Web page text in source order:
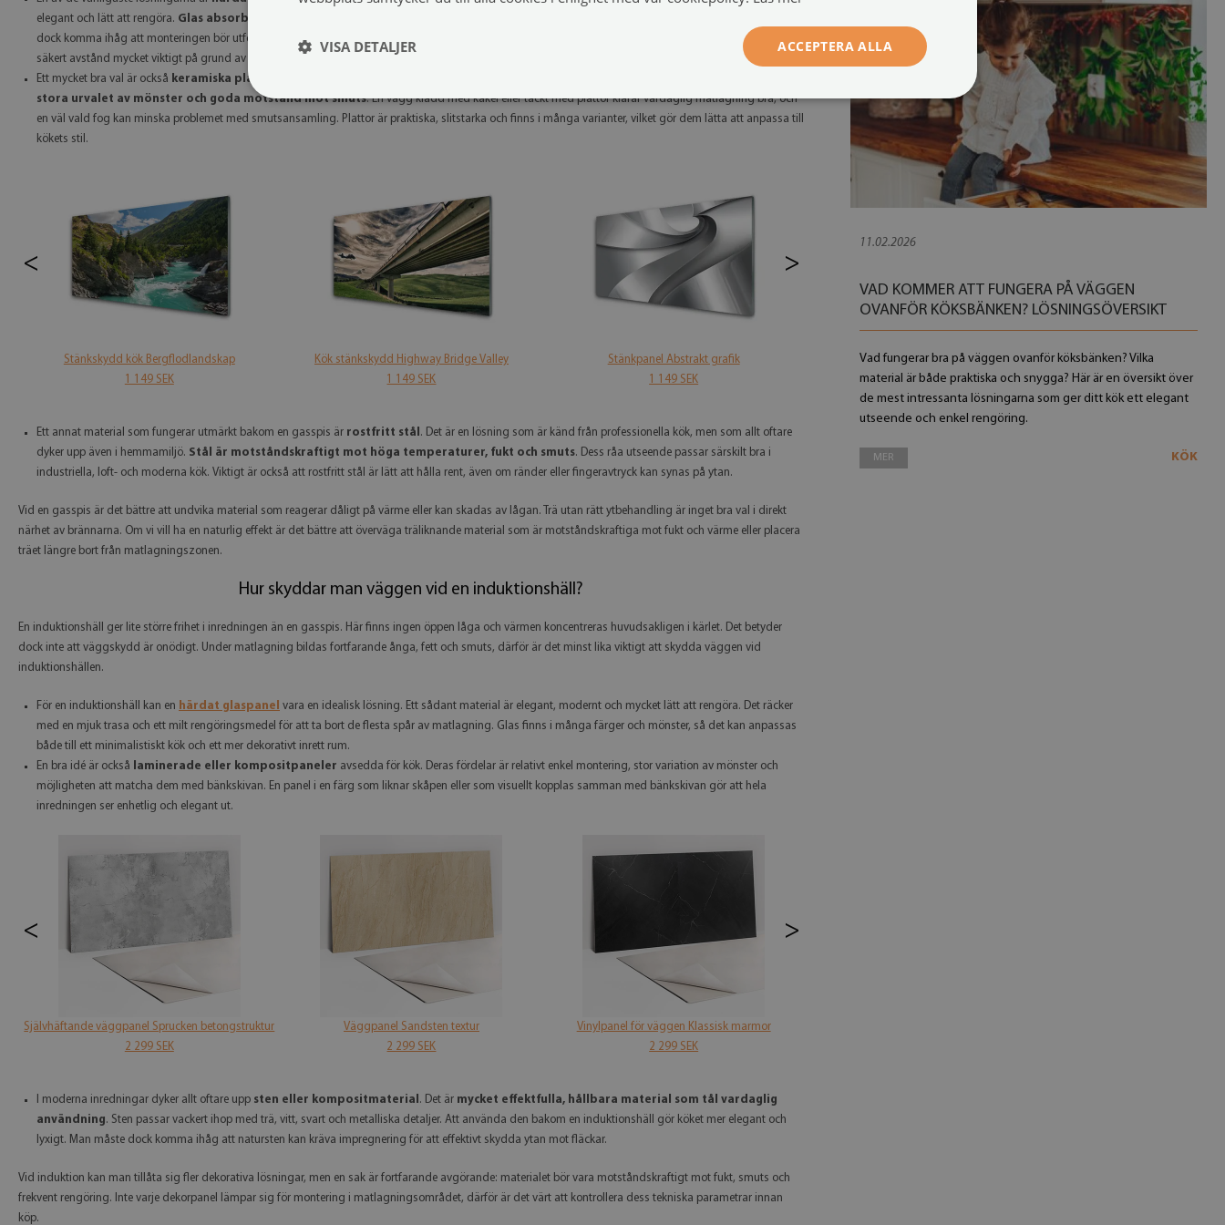
elegant och lätt att rengöra. Glas absorberar inte fett, ser bra ut i en modern inredning och kan visuellt förstora rummet
dock komma ihåg att monteringen bör utföras av en fackman och att avståndet från brännarna måste följa tillverkarens rekommendationer. Vid gas är ett
säkert avstånd mycket viktigt på grund av risken för överhettning av materialet.
Ett mycket bra val är också keramiska plattor. Det är traditionella lösningar som fortfarande är populära tack vare sin hållbarhet, det
stora urvalet av mönster och goda motstånd mot smuts. En vägg klädd med kakel eller täckt med plattor klarar vardaglig matlagning bra, och
en väl vald fog kan minska problemet med smutsansamling. Plattor är praktiska, slitstarka och finns i många varianter, vilket gör dem lätta att anpassa till
kökets stil.
Stänkskydd kök Bergflodlandskap
1 149 SEK
Kök stänkskydd Highway Bridge Valley
1 149 SEK
Stänkpanel Abstrakt grafik
1 149 SEK
Glas panel Marmor stenmur
1 149 SEK
Glas panel
1 149 SEK
< >
Ett annat material som fungerar utmärkt bakom en gasspis är rostfritt stål . Det är en lösning som är känd från professionella kök, men som allt oftare
dyker upp även i hemmamiljö. Stål är motståndskraftigt mot höga temperaturer, fukt och smuts. Dess råa utseende passar särskilt bra i
industriella, loft- och moderna kök. Viktigt är också att rostfritt stål är lätt att hålla rent, även om ränder eller fingeravtryck kan synas på ytan.
Vid en gasspis är det bättre att undvika material som reagerar dåligt på värme eller kan skadas av lågan. Trä utan rätt ytbehandling är inget bra val i direkt
närhet av brännarna. Om vi vill ha en naturlig effekt är det bättre att överväga träliknande material som är motståndskraftiga mot fukt och värme eller placera
träet längre bort från matlagningszonen.
Hur skyddar man väggen vid en induktionshäll?
En induktionshäll ger lite större frihet i inredningen än en gasspis. Här finns ingen öppen låga och värmen koncentreras huvudsakligen i kärlet. Det betyder
dock inte att väggskydd är onödigt. Under matlagning bildas fortfarande ånga, fett och smuts, därför är det minst lika viktigt att skydda väggen vid
induktionshällen.
För en induktionshäll kan en härdat glaspanel
vara en idealisk lösning. Ett sådant material är elegant, modernt och mycket lätt att rengöra. Det räcker
med en mjuk trasa och ett milt rengöringsmedel för att ta bort de flesta spår av matlagning. Glas finns i många färger och mönster, så det kan anpassas
både till ett minimalistiskt kök och ett mer dekorativt inrett rum.
En bra idé är också laminerade eller kompositpaneler avsedda för kök. Deras fördelar är relativt enkel montering, stor variation av mönster och
möjligheten att matcha dem med bänkskivan. En panel i en färg som liknar skåpen eller som visuellt kopplas samman med bänkskivan gör att hela
inredningen ser enhetlig och elegant ut.
Självhäftande väggpanel Sprucken betongstruktur
2 299 SEK
Väggpanel Sandsten textur
2 299 SEK
Vinylpanel för väggen Klassisk marmor
2 299 SEK
< >
I moderna inredningar dyker allt oftare upp sten eller kompositmaterial . Det är mycket effektfulla, hållbara material som tål vardaglig
användning. Sten passar vackert ihop med trä, vitt, svart och metalliska detaljer. Att använda den bakom en induktionshäll gör köket mer elegant och
lyxigt. Man måste dock komma ihåg att natursten kan kräva impregnering för att effektivt skydda ytan mot fläckar.
Vid induktion kan man tillåta sig fler dekorativa lösningar, men en sak är fortfarande avgörande: materialet bör vara motståndskraftigt mot fukt, smuts och
frekvent rengöring. Inte varje dekorpanel lämpar sig för montering i matlagningsområdet, därför är det värt att kontrollera dess tekniska parametrar innan
köp.
11.02.2026
VAD KOMMER ATT FUNGERA PÅ VÄGGEN
OVANFÖR KÖKSBÄNKEN? LÖSNINGSÖVERSIKT
Vad fungerar bra på väggen ovanför köksbänken? Vilka
material är både praktiska och snygga? Här är en översikt över
de mest intressanta lösningarna som ger ditt kök ett elegant
utseende och enkel rengöring.
MER KÖK
ACCEPTERA ALLA
VISA DETALJER